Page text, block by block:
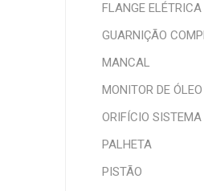
FLANGE ELÉTRICA
GUARNIÇÃO
MANCAL
MONITOR DE ÓLEO
ORIFÍCIO
PALHETA
PISTÃO